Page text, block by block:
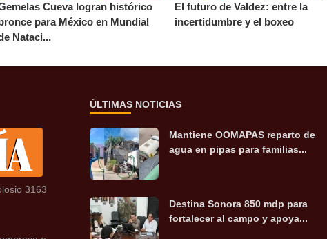
Cueva logran histórico
para México en Mundial
Nataci...
El futuro de Valdez: entre la
incertidumbre y el boxeo
3163
ÚLTIMAS NOTICIAS
Mantiene OOMAPAS reparto de
agua en pipas para familias...
Destina Sonora 850 mdp para
fortalecer al campo y apoya...